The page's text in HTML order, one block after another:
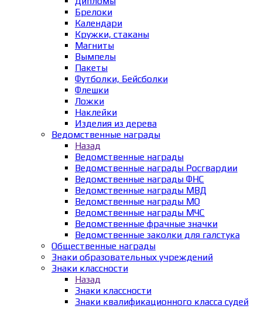
Брелоки
Календари
Кружки, стаканы
Магниты
Вымпелы
Пакеты
Футболки, Бейсболки
Флешки
Ложки
Наклейки
Изделия из дерева
Ведомственные награды
Назад
Ведомственные награды
Ведомственные награды Росгвардии
Ведомственные награды ФНС
Ведомственные награды МВД
Ведомственные награды МО
Ведомственные награды МЧС
Ведомственные фрачные значки
Ведомственные заколки для галстука
Общественные награды
Знаки образовательных учреждений
Знаки классности
Назад
Знаки классности
Знаки квалификационного класса судей